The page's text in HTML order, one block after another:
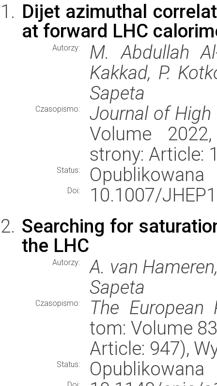
Dijet azimuthal
at forward LHC
Autorzy:
M. Abdullah
Kakkad, P.
Sapeta
Czasopismo:
Journal of High
Volume
strony: Article:
Status: Opublikowana
Doi:
10.1007/
Searching for
the LHC
Autorzy:
A. van
Sapeta
Czasopismo:
The European
tom: Volume
Article: 947),
Status: Opublikowana